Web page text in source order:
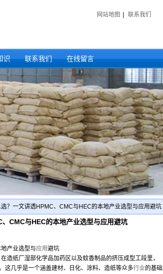
网站地图 联系我们
识 联系我们 在线留言
？一文讲透HPMC、CMC与HEC的本地产业选型与应用避坑
CMC与HEC的本地产业选型与应用避坑
产业选型与应用避坑
造纸厂湿部化学品加药区以及蚊香制品的挤压成型工段里，
这几乎是一个涵盖建材、日化、涂料、造纸等众多行业的基础